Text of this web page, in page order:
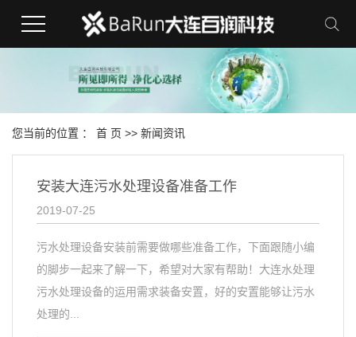
您当前的位置 ： 首 页 >> 新闻资讯
安装大连污水处理设备准备工作
2019-07-25
污水处理设备安装前需要做哪些准备工作，下面跟随小编
的脚步一起来了解一下，希望对大家有帮助！大连水处理
污水处理设备的运用需求装备安置，好的安置能够让污水
处理的...